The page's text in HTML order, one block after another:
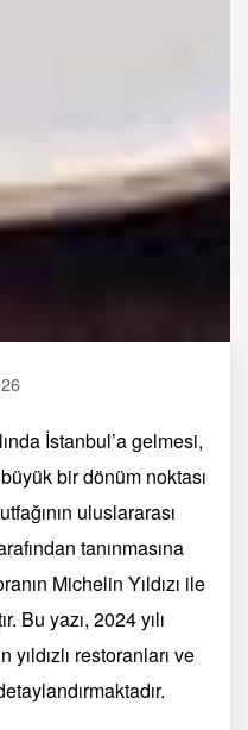
İstanbul’a gelmesi,
bir dönüm noktası
uluslararası
tanınmasına
Michelin Yıldızı ile
Bu yazı, 2024 yılı
restoranları ve